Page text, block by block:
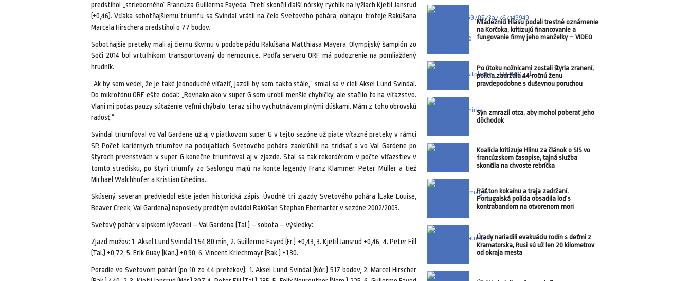
predstihol „strieborného“ Francúza Guillerma Fayeda. Tretí skončil ďalší nórsky rýchlik na lyžiach Kjetil Jansrud
(+0,46). Vďaka sobotňajšiemu triumfu sa Svindal vrátil na čelo Svetového pohára, obhajcu trofeje Rakúšana
Marcela Hirschera predstihol o 77 bodov.
Sobotňajšie preteky mali aj čiernu škvrnu v podobe pádu Rakúšana Matthiasa Mayera. Olympijský šampión zo
Soči 2014 bol vrtuľníkom transportovaný do nemocnice. Podľa serveru ORF má podozrenie na pomliaždený
hrudník.
„Ak by som vedel, že je také jednoduché víťaziť, jazdil by som takto stále,“ smial sa v cieli Aksel Lund Svindal.
Do mikrofónu ORF ešte dodal: „Rovnako ako v super G som urobil menšie chybičky, ale stačilo to na víťazstvo.
Vlani mi počas pauzy súťaženie veľmi chýbalo, teraz si ho vychutnávam plnými dúškami. Mám z toho obrovskú
radosť.“
Svindal triumfoval vo Val Gardene už aj v piatkovom super G v tejto sezóne už piate víťazné preteky v rámci
SP. Počet kariérnych triumfov na podujatiach Svetového pohára zaokrúhlil na tridsať a vo Val Gardene po
štyroch prvenstvách v super G konečne triumfoval aj v zjazde. Stal sa tak rekordérom v počte víťazstiev v
tomto stredisku, po štyri triumfy zo Saslongu majú na konte legendy Franz Klammer, Peter Müller a tiež
Michael Walchhofer a Kristian Ghedina.
Skúsený severan predviedol ešte jeden historická zápis. Úvodné tri zjazdy Svetového pohára (Lake Louise,
Beaver Creek, Val Gardena) naposledy predtým ovládol Rakúšan Stephan Eberharter v sezóne 2002/2003.
Svetový pohár v alpskom lyžovaní – Val Gardena (Tal.) – sobota – výsledky:
Zjazd mužov: 1. Aksel Lund Svindal 1:54,80 min, 2. Guillermo Fayed (Fr.) +0,43, 3. Kjetil Jansrud +0,46, 4. Peter Fill
(Tal.) +0,72, 5. Erik Guay (Kan.) +0,90, 6. Vincent Kriechmayr (Rak.) +1,30.
Poradie vo Svetovom pohári (po 10 zo 44 pretekov): 1. Aksel Lund Svindal (Nór.) 517 bodov, 2. Marcel Hirscher
Mládežníci Hlasu podali trestné oznámenie
na Korčoka, kritizujú financovanie a
fungovanie firmy jeho manželky – VIDEO
Po útoku nožnicami zostali štyria zranení,
polícia zadržala 44-ročnú ženu
pravdepodobne s duševnou poruchou
Syn zmrazil otca, aby mohol poberať jeho
dôchodok
Koalícia kritizuje Hlinu za článok o SIS vo
francúzskom časopise, tajná služba
skončila na chvoste rebríčka
Päť ton kokaínu a traja zadržaní.
Portugalská polícia obsadila loď s
kontrabandom na otvorenom mori
Úrady nariadili evakuáciu rodín s deťmi z
Kramatorska, Rusi sú už len 20 kilometrov
od okraja mesta